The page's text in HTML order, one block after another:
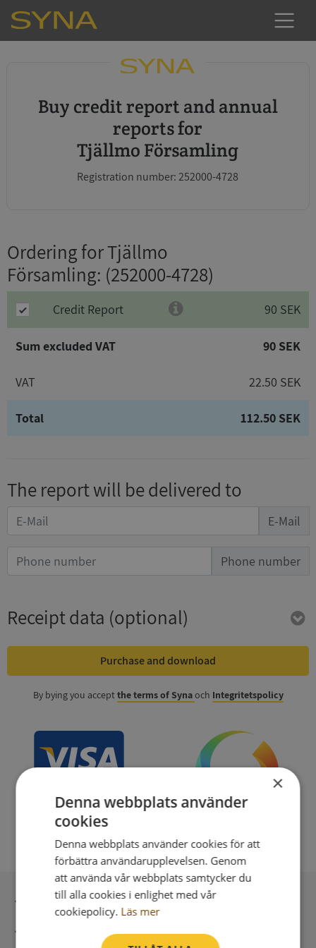
Buy credit report and annual
reports for
Tjällmo Församling
Registration number: 252000-4728
Ordering for Tjällmo
Församling: (252000-4728)
Credit Report 90 SEK
Sum excluded VAT 90 SEK
VAT 22.50 SEK
Total 112.50 SEK
The report will be delivered to
E-Mail
Phone number
Receipt data (optional)
Purchase and download
By bying you acceptthe terms of Synaoch Integritetspolicy
Secure payment with stripe
Direct digital delivery
×
Denna webbplats använder
cookies
Denna webbplats använder cookies för att
förbättra användarupplevelsen. Genom
att använda vår webbplats samtycker du
till alla cookies i enlighet med vår
cookiepolicy. Läs mer